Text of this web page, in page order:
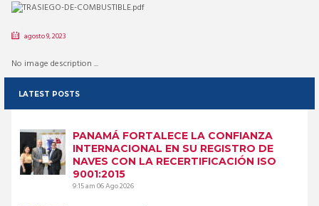
agosto 9, 2023
No image description ...
LATEST POSTS
PANAMÁ FORTALECE LA CONFIANZA
INTERNACIONAL EN SU REGISTRO DE
NAVES CON LA RECERTIFICACIÓN ISO
9001:2015
9:15 am06 Ago 2026